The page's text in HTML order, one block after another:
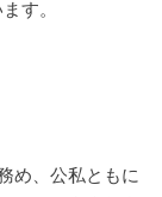
す。
め、公私ともに